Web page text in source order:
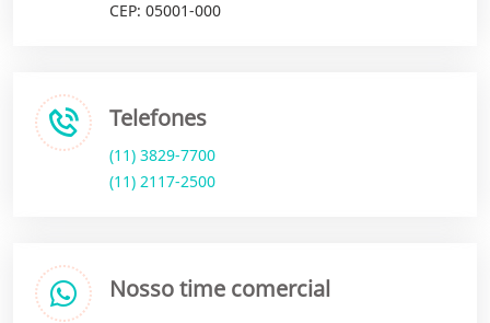
CEP: 05001-000
Telefones
(11) 3829-7700
(11) 2117-2500
Nosso time comercial